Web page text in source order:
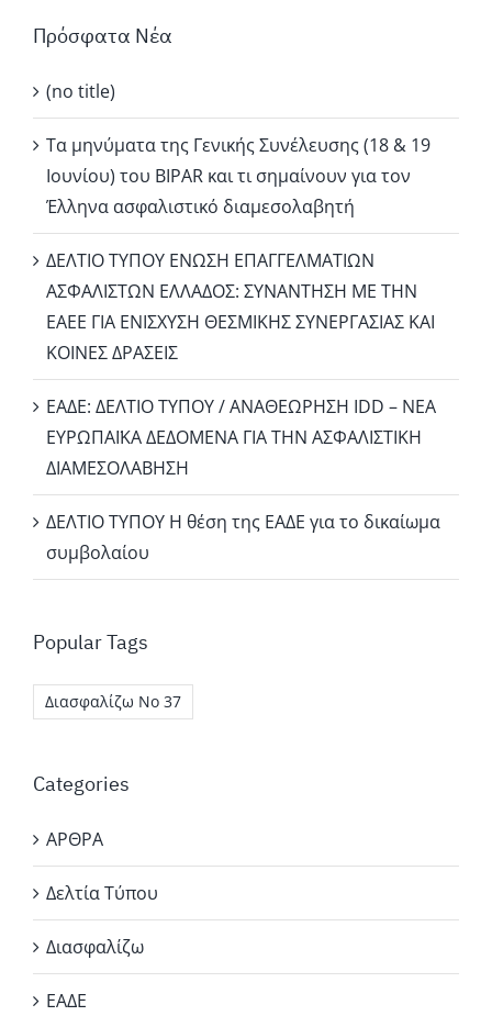
Πρόσφατα Νέα
(no title)
Τα μηνύματα της Γενικής Συνέλευσης (18 & 19
Ιουνίου) του BIPAR και τι σημαίνουν για τον
Έλληνα ασφαλιστικό διαμεσολαβητή
ΔΕΛΤΙΟ ΤΥΠΟΥ ΕΝΩΣΗ ΕΠΑΓΓΕΛΜΑΤΙΩΝ
ΑΣΦΑΛΙΣΤΩΝ ΕΛΛΑΔΟΣ: ΣΥΝΑΝΤΗΣΗ ΜΕ ΤΗΝ
ΕΑΕΕ ΓΙΑ ΕΝΙΣΧΥΣΗ ΘΕΣΜΙΚΗΣ ΣΥΝΕΡΓΑΣΙΑΣ ΚΑΙ
ΚΟΙΝΕΣ ΔΡΑΣΕΙΣ
EΑΔΕ: ΔΕΛΤΙΟ ΤΥΠΟΥ / ΑΝΑΘΕΩΡΗΣΗ IDD – ΝΕΑ
ΕΥΡΩΠΑΪΚΑ ΔΕΔΟΜΕΝΑ ΓΙΑ ΤΗΝ ΑΣΦΑΛΙΣΤΙΚΗ
ΔΙΑΜΕΣΟΛΑΒΗΣΗ
ΔΕΛΤΙΟ ΤΥΠΟΥ Η θέση της ΕΑΔΕ για το δικαίωμα
συμβολαίου
Popular Tags
Διασφαλίζω Νο 37
Categories
ΑΡΘΡΑ
Δελτία Τύπου
Διασφαλίζω
ΕΑΔΕ